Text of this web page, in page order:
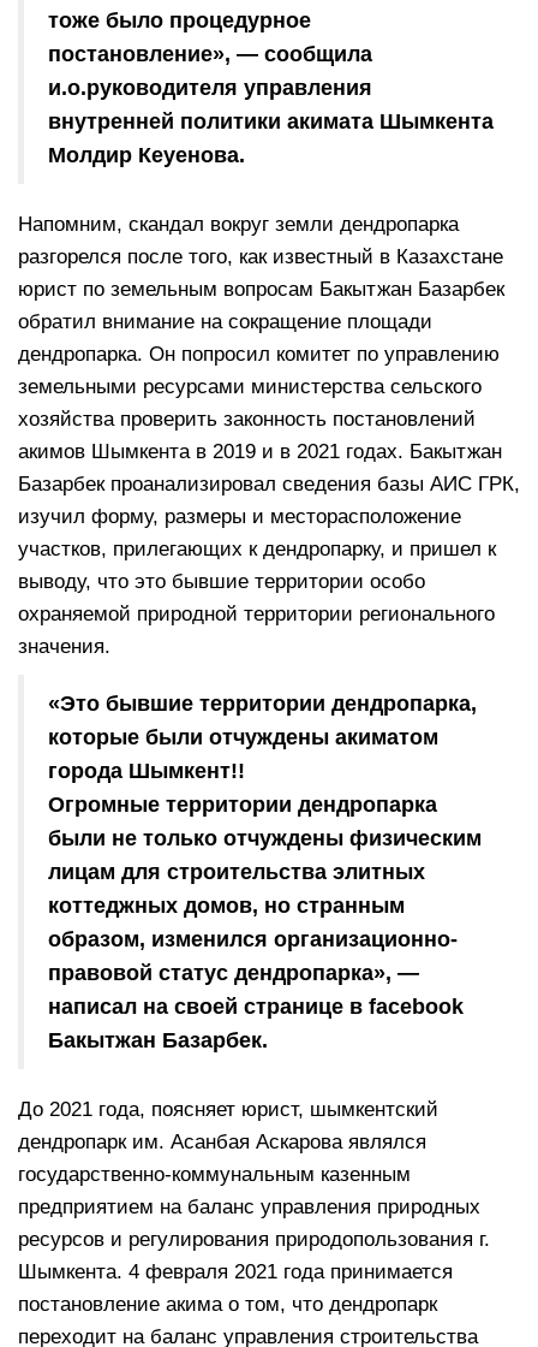
тоже было процедурное
постановление», — сообщила
и.о.руководителя управления
внутренней политики акимата Шымкента
Молдир Кеуенова.
Напомним, скандал вокруг земли дендропарка
разгорелся после того, как известный в Казахстане
юрист по земельным вопросам Бакытжан Базарбек
обратил внимание на сокращение площади
дендропарка. Он попросил комитет по управлению
земельными ресурсами министерства сельского
хозяйства проверить законность постановлений
акимов Шымкента в 2019 и в 2021 годах. Бакытжан
Базарбек проанализировал сведения базы АИС ГРК,
изучил форму, размеры и месторасположение
участков, прилегающих к дендропарку, и пришел к
выводу, что это бывшие территории особо
охраняемой природной территории регионального
значения.
«Это бывшие территории дендропарка,
которые были отчуждены акиматом
города Шымкент!!
Огромные территории дендропарка
были не только отчуждены физическим
лицам для строительства элитных
коттеджных домов, но странным
образом, изменился организационно-
правовой статус дендропарка», —
написал на своей странице в facebook
Бакытжан Базарбек.
До 2021 года, поясняет юрист, шымкентский
дендропарк им. Асанбая Аскарова являлся
государственно-коммунальным казенным
предприятием на баланс управления природных
ресурсов и регулирования природопользования г.
Шымкента. 4 февраля 2021 года принимается
постановление акима о том, что дендропарк
переходит на баланс управления строительства